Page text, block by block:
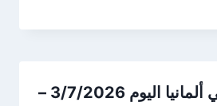
أسعار الذهب في ألمانيا اليوم 3/7/2026 –